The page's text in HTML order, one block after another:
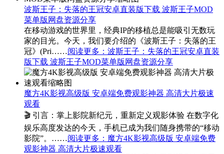
波斯王子：失落的王冠安卓直装版下载 波斯王子MOD
菜单版网盘资源分享
在移动游戏的世界里，经典IP的移植总是能吸引无数玩
家的目光。今天，我们要介绍的《波斯王子：失落的王
冠》(Pri……阅读更多 ：波斯王子：失落的王冠安卓直装
版下载 波斯王子MOD菜单版网盘资源分享
魔方4K影视高级版 安卓端免费观影神器 高清大片极速
观看
🎬 引言：掌上影院新纪元，重新定义观影体验 在数字化
娱乐高度发达的今天，手机已成为我们随身携带的“移动
影院”。……阅读更多 ：魔方4K影视高级版 安卓端免费
观影神器 高清大片极速观看